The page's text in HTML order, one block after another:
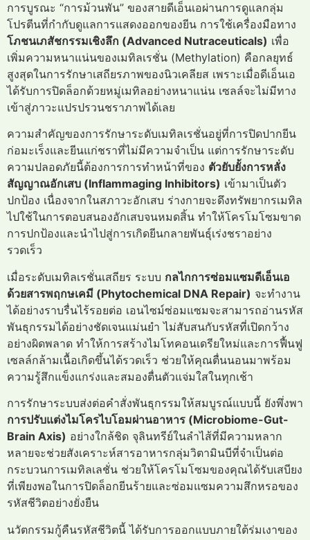
การบูรณะ “การม้วนพัน” ของสายดีเอ็นเอผ่านการดูแลกลุ่ม
โปรตีนที่กำกับดูแลการแสดงออกของยีน การใช้เครื่องมือทาง
โภชนเภสัชกรรมเชิงลึก (Advanced Nutraceuticals) เพื่อ
เพิ่มความหนาแน่นของเมทิลเรชั่น (Methylation) คือกลยุทธ์
สูงสุดในการรักษาเสถียรภาพของนิวเคลียส เพราะเมื่อดีเอ็นเอ
ได้รับการปิดล็อกด้วยหมู่เมทิลอย่างหนาแน่น เซลล์จะไม่มีทาง
เข้าสู่ภาวะแปรปรวนชราภาพได้เลย
ความสำคัญของการรักษาระดับเมทิลเรชั่นอยู่ที่การปิดปากยีน
ก่อมะเร็งและยีนแก่ชราที่ไม่มีความจำเป็น แต่การรักษาระดับ
ความปลอดภัยนี้ต้องการการทำหน้าที่ของ ตัวยับยั้งการหลั่ง
สัญญาณอักเสบ (Inflammaging Inhibitors) เข้ามาเป็นตัว
ปกป้อง เนื่องจากในสภาวะอักเสบ ร่างกายจะดึงทรัพยากรเมทิล
ไปใช้ในการตอบสนองอักเสบจนหมดสิ้น ทำให้โครโมโซมขาด
การปกป้องและนำไปสู่การเกิดยีนกลายพันธุ์เร่งชราอย่าง
รวดเร็ว
เมื่อระดับเมทิลเรชั่นเสถียร ระบบ กลไกการซ่อมแซมดีเอ็นเอ
ด้วยสารพฤกษเคมี (Phytochemical DNA Repair) จะทำงาน
ได้อย่างราบรื่นไร้รอยต่อ เอนไซม์ซ่อมแซมจะสามารถอ่านรหัส
พันธุกรรมได้อย่างชัดเจนแม่นยำ ไม่สับสนกับรหัสที่เปิดกว้าง
อย่างผิดพลาด ทำให้การสร้างไมโทคอนเดรียใหม่และการฟื้นฟู
เซลล์กล้ามเนื้อเกิดขึ้นได้รวดเร็ว ช่วยให้คุณตื่นนอนมาพร้อม
ความรู้สึกแข็งแกร่งและสมองตื่นตัวแจ่มใสในทุกเช้า
การรักษาระบบส่งต่อคำสั่งพันธุกรรมให้สมบูรณ์แบบนี้ ยังพึ่งพา
การปรับแต่งไมโครไบโอมผ่านอาหาร (Microbiome-Gut-
Brain Axis) อย่างใกล้ชิด จุลินทรีย์ในลำไส้ที่มีความหลาก
หลายจะช่วยสังเคราะห์สารอาหารกลุ่มวิตามินบีที่จำเป็นต่อ
กระบวนการเมทิลเลชั่น ช่วยให้โครโมโซมของคุณได้รับเสบียง
ที่เพียงพอในการปิดล็อกยีนร้ายและซ่อมแซมความสึกหรอของ
รหัสชีวิตอย่างยั่งยืน
นวัตกรรมกู้คืนรหัสชีวิตนี้ ได้รับการออกแบบภายใต้ร่มเงาของ